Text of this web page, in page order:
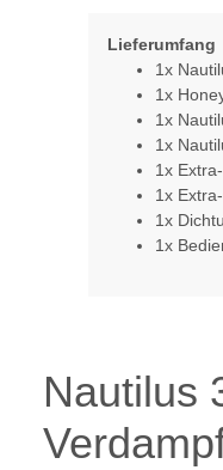
Lieferumfang
1x
1x
1x
1x
1x
1x
1x
1x
Nautilus